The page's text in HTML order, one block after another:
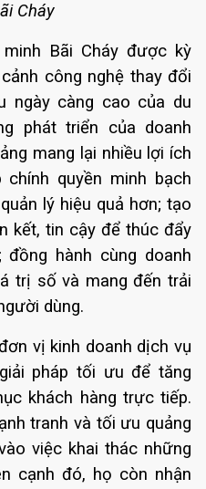
Cháy
Bãi Cháy được kỳ
công nghệ thay đổi
ngày càng cao của du
phát triển của doanh
mang lại nhiều lợi ích
quyền minh bạch
lý hiệu quả hơn; tạo
kết, tin cậy để thúc đẩy
đồng hành cùng doanh
trị số và mang đến trải
dùng.
vị kinh doanh dịch vụ
pháp tối ưu để tăng
khách hàng trực tiếp.
tranh và tối ưu quảng
việc khai thác những
cạnh đó, họ còn nhận